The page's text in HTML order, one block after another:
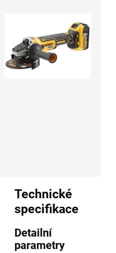
Technické
specifikace
Detailní
parametry